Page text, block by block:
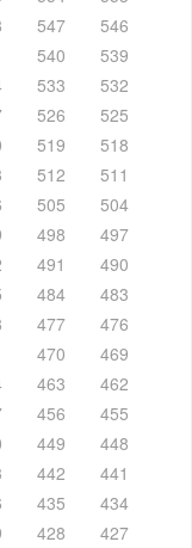
547
546
540
539
533
532
526
525
519
518
512
511
505
504
498
497
491
490
484
483
477
476
470
469
463
462
456
455
449
448
442
441
435
434
428
427